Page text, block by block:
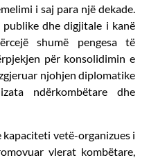
i saj para një dekade.
dhe digjitale i kanë
shumë pengesa të
për konsolidimin e
njohjen diplomatike
ndërkombëtare dhe
vetë-organizues i
vlerat kombëtare,